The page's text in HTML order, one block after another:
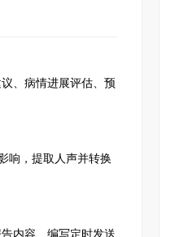
、病情进展评估、预
响，提取人声并转换
内容、编写定时发送